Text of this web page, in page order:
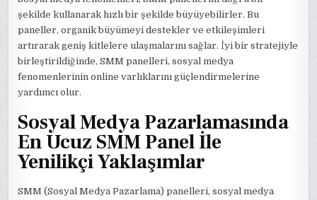
şekilde kullanarak hızlı bir şekilde büyüyebilirler. Bu
paneller, organik büyümeyi destekler ve etkileşimleri
artırarak geniş kitlelere ulaşmalarını sağlar. İyi bir stratejiyle
birleştirildiğinde, SMM panelleri, sosyal medya
fenomenlerinin online varlıklarını güçlendirmelerine
yardımcı olur.
Sosyal Medya Pazarlamasında
En Ucuz SMM Panel İle
Yenilikçi Yaklaşımlar
SMM (Sosyal Medya Pazarlama) panelleri, sosyal medya